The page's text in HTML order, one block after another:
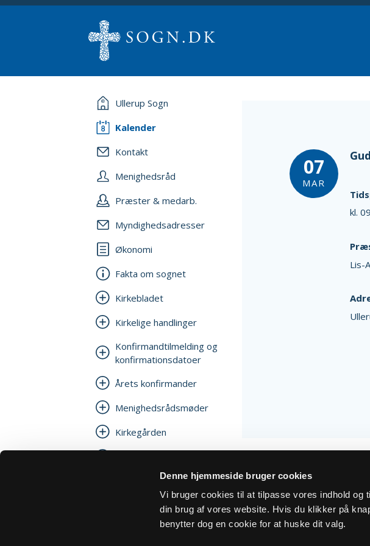
Denne hjemmeside bruger cookies
Vi bruger cookies til at tilpasse vores indhold
din brug af vores website. Hvis du klikker på
benytter dog en cookie for at huske dit valg.
Ullerup Sogn
Kalender
Kontakt
Menighedsråd
Præster & medarb.
Myndighedsadresser
Økonomi
Fakta om sognet
Kirkebladet
Kirkelige handlinger
Konfirmandtilmelding og
konfirmationsdatoer
Årets konfirmander
Menighedsrådsmøder
Kirkegården
Sikker post
Høstauktion
07
MAR
kl.
Lis-